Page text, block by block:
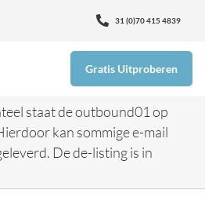
31 (0)70 415 4839
Gratis Uitproberen
staat de outbound01 op
kan sommige e-mail
De de-listing is in